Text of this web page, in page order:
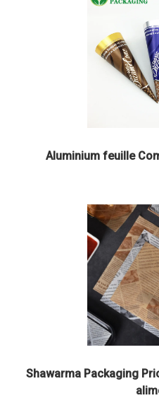
Aluminium feuille
Shawarma Packaging